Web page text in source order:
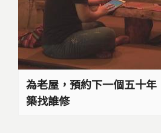
為老屋，預約下一個五十
築找誰修